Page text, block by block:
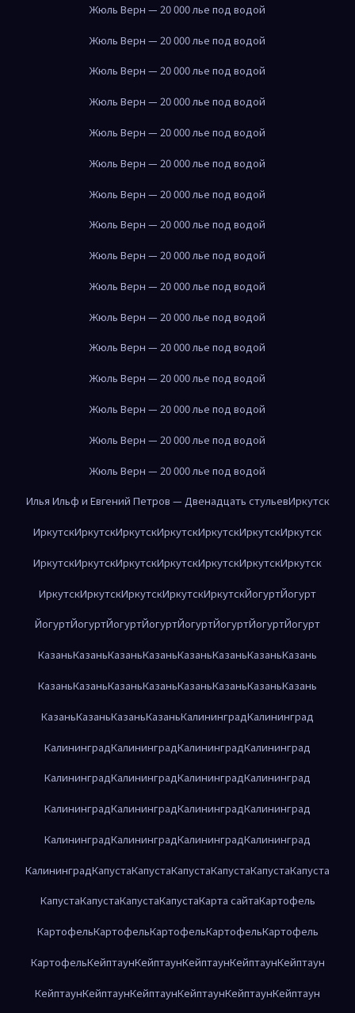
Жюль Верн — 20 000 лье под водой
Жюль Верн — 20 000 лье под водой
Жюль Верн — 20 000 лье под водой
Жюль Верн — 20 000 лье под водой
Жюль Верн — 20 000 лье под водой
Жюль Верн — 20 000 лье под водой
Жюль Верн — 20 000 лье под водой
Жюль Верн — 20 000 лье под водой
Жюль Верн — 20 000 лье под водой
Жюль Верн — 20 000 лье под водой
Жюль Верн — 20 000 лье под водой
Жюль Верн — 20 000 лье под водой
Жюль Верн — 20 000 лье под водой
Жюль Верн — 20 000 лье под водой
Жюль Верн — 20 000 лье под водой
Жюль Верн — 20 000 лье под водой
Илья Ильф и Евгений Петров — Двенадцать стульевИркутск
ИркутскИркутскИркутскИркутскИркутскИркутскИркутск
ИркутскИркутскИркутскИркутскИркутскИркутскИркутск
ИркутскИркутскИркутскИркутскИркутскЙогуртЙогурт
ЙогуртЙогуртЙогуртЙогуртЙогуртЙогуртЙогуртЙогурт
КазаньКазаньКазаньКазаньКазаньКазаньКазаньКазань
КазаньКазаньКазаньКазаньКазаньКазаньКазаньКазань
КазаньКазаньКазаньКазаньКалининградКалининград
КалининградКалининградКалининградКалининград
КалининградКалининградКалининградКалининград
КалининградКалининградКалининградКалининград
КалининградКалининградКалининградКалининград
КалининградКапустаКапустаКапустаКапустаКапустаКапуста
КапустаКапустаКапустаКапустаКарта сайтаКартофель
КартофельКартофельКартофельКартофельКартофель
КартофельКейптаунКейптаунКейптаунКейптаунКейптаун
КейптаунКейптаунКейптаунКейптаунКейптаунКейптаун